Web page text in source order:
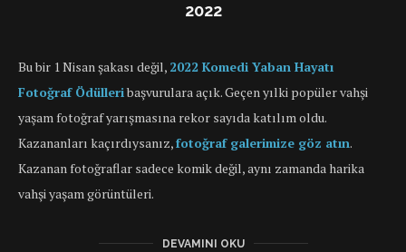
2022
Bu bir 1 Nisan şakası değil, 2022 Komedi Yaban Hayatı
Fotoğraf Ödülleribaşvurulara açık. Geçen yılki popüler vahşi
yaşam fotoğraf yarışmasına rekor sayıda katılım oldu.
Kazananları kaçırdıysanız,fotoğraf galerimize göz atın.
Kazanan fotoğraflar sadece komik değil, aynı zamanda harika
vahşi yaşam görüntüleri.
DEVAMINI OKU